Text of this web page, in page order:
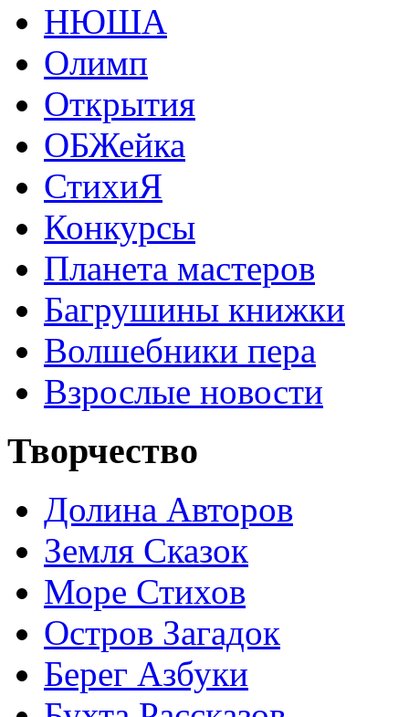
НЮША
Олимп
Открытия
ОБЖейка
СтихиЯ
Конкурсы
Планета мастеров
Багрушины книжки
Волшебники пера
Взрослые новости
Творчество
Долина Авторов
Земля Сказок
Море Стихов
Остров Загадок
Берег Азбуки